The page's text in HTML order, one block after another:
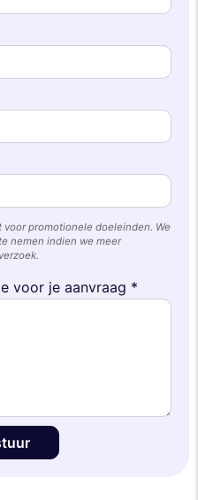
promotionele doeleinden. We
nemen indien we meer
voor je aanvraag *